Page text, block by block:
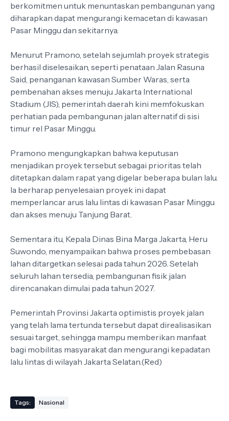
berkomitmen untuk menuntaskan pembangunan yang
diharapkan dapat mengurangi kemacetan di kawasan
Pasar Minggu dan sekitarnya.
Menurut Pramono, setelah sejumlah proyek strategis
berhasil diselesaikan, seperti penataan Jalan Rasuna
Said, penanganan kawasan Sumber Waras, serta
pembenahan akses menuju Jakarta International
Stadium (JIS), pemerintah daerah kini memfokuskan
perhatian pada pembangunan jalan alternatif di sisi
timur rel Pasar Minggu.
Pramono mengungkapkan bahwa keputusan
menjadikan proyek tersebut sebagai prioritas telah
ditetapkan dalam rapat yang digelar beberapa bulan lalu.
Ia berharap penyelesaian proyek ini dapat
memperlancar arus lalu lintas di kawasan Pasar Minggu
dan akses menuju Tanjung Barat.
Sementara itu, Kepala Dinas Bina Marga Jakarta, Heru
Suwondo, menyampaikan bahwa proses pembebasan
lahan ditargetkan selesai pada tahun 2026. Setelah
seluruh lahan tersedia, pembangunan fisik jalan
direncanakan dimulai pada tahun 2027.
Pemerintah Provinsi Jakarta optimistis proyek jalan
yang telah lama tertunda tersebut dapat direalisasikan
sesuai target, sehingga mampu memberikan manfaat
bagi mobilitas masyarakat dan mengurangi kepadatan
lalu lintas di wilayah Jakarta Selatan.(Red)
Tags: Nasional